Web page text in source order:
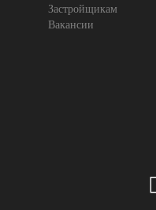
Застройщикам
Вакансии